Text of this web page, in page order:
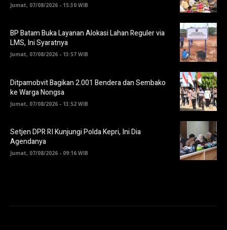
Jumat, 07/08/2026 - 15:30 WIB
BP Batam Buka Layanan Alokasi Lahan Reguler via
LMS, Ini Syaratnya
Jumat, 07/08/2026 - 13:57 WIB
Ditpamobvit Bagikan 2.001 Bendera dan Sembako
ke Warga Nongsa
Jumat, 07/08/2026 - 13:52 WIB
Setjen DPR RI Kunjungi Polda Kepri, Ini Dia
Agendanya
Jumat, 07/08/2026 - 09:16 WIB